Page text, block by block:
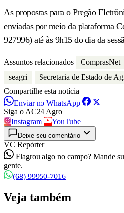
As propostas para o Pregão
enviadas por meio da plataforma
927996) até às 9h15 do dia da
Assuntos relacionados ComprasNet
seagri
Secretaria de Estado de
Compartilhe esta notícia
Enviar no WhatsApp
Siga o AC24 Agro
Instagram
YouTube
Deixe seu comentário
VC Repórter
Flagrou algo no campo? Mande
gente.
(68) 99950-7016
Veja também